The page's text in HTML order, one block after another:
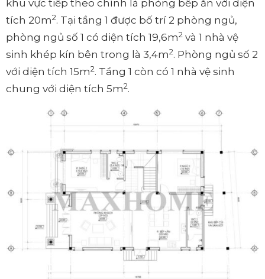
khu vực tiếp theo chính là phòng bếp ăn với diện
tích 20m2. Tại tầng 1 được bố trí 2 phòng ngủ,
phòng ngủ số 1 có diện tích 19,6m2 và 1 nhà vệ
sinh khép kín bên trong là 3,4m2. Phòng ngủ số 2
với diện tích 15m2. Tầng 1 còn có 1 nhà vệ sinh
chung với diện tích 5m2.